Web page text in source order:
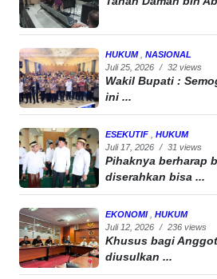
HUKUM
NASIONAL
Juli 25, 2026 / 32 views
Wakil Bupati :
ini ...
ESEKUTIF
HUKUM
Juli 17, 2026 / 31 views
Pihaknya berharap
diserahkan bisa ...
EKONOMI
HUKUM
Juli 12, 2026 / 236 views
Khusus bagi
diusulkan ...